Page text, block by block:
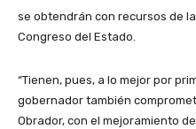
se obtendrán con recursos de
Congreso del Estado.
“Tienen, pues, a lo mejor por
gobernador también
Obrador, con el mejoramiento